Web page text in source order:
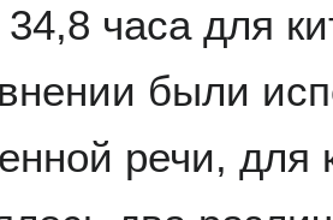
часа для
были
речи, для